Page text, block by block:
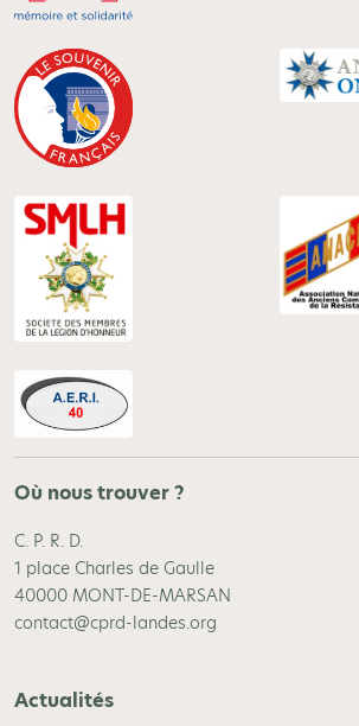
Où nous trouver ?
C. P. R. D.
1 place Charles de Gaulle
40000 MONT-DE-MARSAN
contact@cprd-landes.org
Actualités